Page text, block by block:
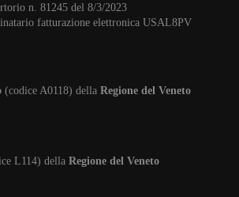
n. 81245 del 8/3/2023
fatturazione elettronica USAL8PV
(codice A0118) dellaRegione del Veneto
L114) dellaRegione del Veneto